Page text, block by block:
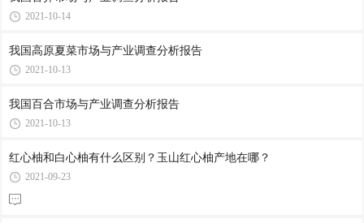
2021-10-14
我国高原夏菜市场与产业调查分析报告
2021-10-13
我国百合市场与产业调查分析报告
2021-10-13
红心柚和白心柚有什么区别？玉山红心柚产地在哪？
2021-09-23